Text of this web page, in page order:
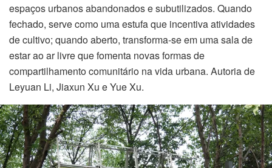
espaços urbanos abandonados e subutilizados. Quando
fechado, serve como uma estufa que incentiva atividades
de cultivo; quando aberto, transforma-se em uma sala de
estar ao ar livre que fomenta novas formas de
compartilhamento comunitário na vida urbana. Autoria de
Leyuan Li, Jiaxun Xu e Yue Xu.